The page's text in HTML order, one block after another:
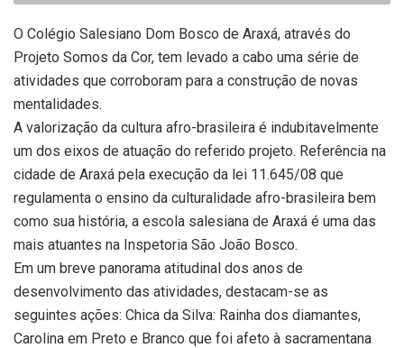
O Colégio Salesiano Dom Bosco de Araxá, através do
Projeto Somos da Cor, tem levado a cabo uma série de
atividades que corroboram para a construção de novas
mentalidades.
A valorização da cultura afro-brasileira é indubitavelmente
um dos eixos de atuação do referido projeto. Referência na
cidade de Araxá pela execução da lei 11.645/08 que
regulamenta o ensino da culturalidade afro-brasileira bem
como sua história, a escola salesiana de Araxá é uma das
mais atuantes na Inspetoria São João Bosco.
Em um breve panorama atitudinal dos anos de
desenvolvimento das atividades, destacam-se as
seguintes ações: Chica da Silva: Rainha dos diamantes,
Carolina em Preto e Branco que foi afeto à sacramentana